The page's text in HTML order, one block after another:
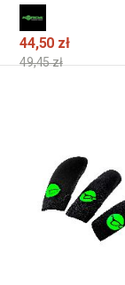
rzutów
44,50 zł
49,45 zł